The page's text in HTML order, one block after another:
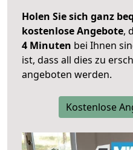
Holen Sie sich ganz
kostenlose Angebote,
4 Minuten bei Ihnen
ist, dass all dies zu
angeboten werden.
Kostenlose